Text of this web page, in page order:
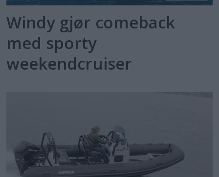
Windy gjør comeback
med sporty
weekendcruiser